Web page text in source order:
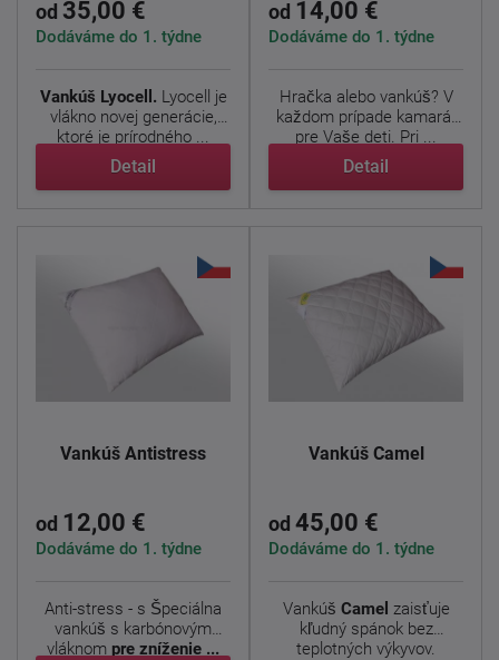
od 35,00 €
Dodáváme do 1. týdne
Vankúš Lyocell. Lyocell je
vlákno novej generácie,
ktoré je prírodného ...
Detail
od 14,00 €
Dodáváme do 1. týdne
Hračka alebo vankúš? V
každom prípade kamarát
pre Vaše deti. Pri ...
Detail
Vankúš Antistress
od 12,00 €
Dodáváme do 1. týdne
Anti-stress - s Špeciálna
vankúš s karbónovým
vláknom pre zníženie ...
Vankúš Camel
od 45,00 €
Dodáváme do 1. týdne
Vankúš Camel zaisťuje
kľudný spánok bez
teplotných výkyvov.